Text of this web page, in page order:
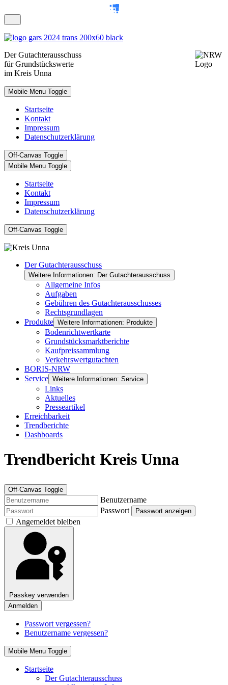
DerGutachterausschuss
für Grundstückswerte
im Kreis Unna
Mobile Menu Toggle
Startseite
Kontakt
Impressum
Datenschutzerklärung
Off-Canvas Toggle
Mobile Menu Toggle
Startseite
Kontakt
Impressum
Datenschutzerklärung
Off-Canvas Toggle
Der Gutachterausschuss
Weitere Informationen: Der Gutachterausschuss
Allgemeine Infos
Aufgaben
Gebühren des Gutachterausschusses
Rechtsgrundlagen
Produkte Weitere Informationen: Produkte
Bodenrichtwertkarte
Grundstücksmarktberichte
Kaufpreissammlung
Verkehrswertgutachten
BORIS-NRW
Service Weitere Informationen: Service
Links
Aktuelles
Presseartikel
Erreichbarkeit
Trendberichte
Dashboards
Trendbericht Kreis Unna
Off-Canvas Toggle
Benutzername
Passwort
Passwort anzeigen
Angemeldet bleiben
Passkey verwenden
Anmelden
Passwort vergessen?
Benutzername vergessen?
Mobile Menu Toggle
Startseite
Der Gutachterausschuss